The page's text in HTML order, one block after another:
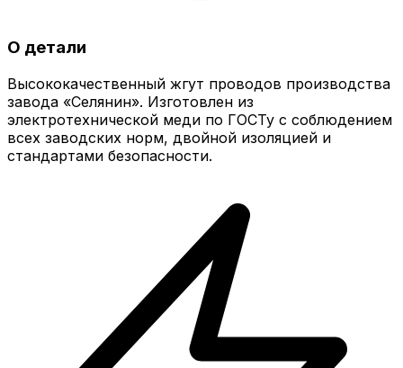
О детали
Высококачественный жгут проводов производства
завода «Селянин». Изготовлен из
электротехнической меди по ГОСТу с соблюдением
всех заводских норм, двойной изоляцией и
стандартами безопасности.